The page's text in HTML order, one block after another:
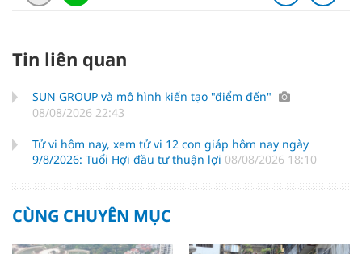
Tin liên quan
SUN GROUP và mô hình kiến tạo "điểm đến"
08/08/2026 22:43
Tử vi hôm nay, xem tử vi 12 con giáp hôm nay ngày
9/8/2026: Tuổi Hợi đầu tư thuận lợi 08/08/2026 18:10
CÙNG CHUYÊN MỤC